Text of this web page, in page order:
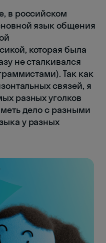
в российском
язык общения
которая была
не сталкивался
Так как
связей, я
разных уголков
дело с разными
у разных